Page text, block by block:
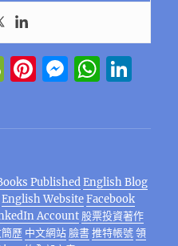
W
C
at
Pi
te
st
M
ss
n
g
er
W
at
A
p
p
k
d
I
n
Published English Blog
English Website Facebook
Account 股票投資著作
歷 中文網站 臉書 推特帳號 領